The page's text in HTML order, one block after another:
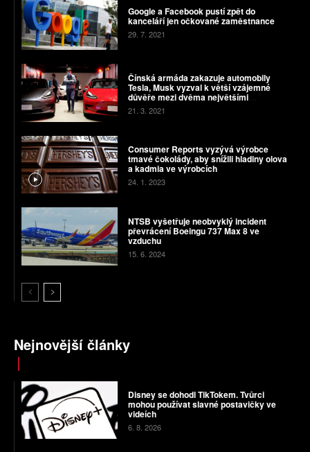
Google a Facebook pustí zpět do
kanceláří jen očkované zaměstnance
29. 7. 2021
Čínská armáda zakazuje automobily
Tesla, Musk vyzval k větší vzájemné
důvěře mezi dvěma největšími
ekonomikami světa
21. 3. 2021
Consumer Reports vyzývá výrobce
tmavé čokolády, aby snížili hladiny olova
a kadmia ve výrobcích
24. 1. 2023
NTSB vyšetřuje neobvyklý incident
převrácení Boeingu 737 Max 8 ve
vzduchu
15. 6. 2024
Nejnovější články
Disney se dohodl TikTokem. Tvůrci
mohou používat slavné postavičky ve
videích
6. 8. 2026